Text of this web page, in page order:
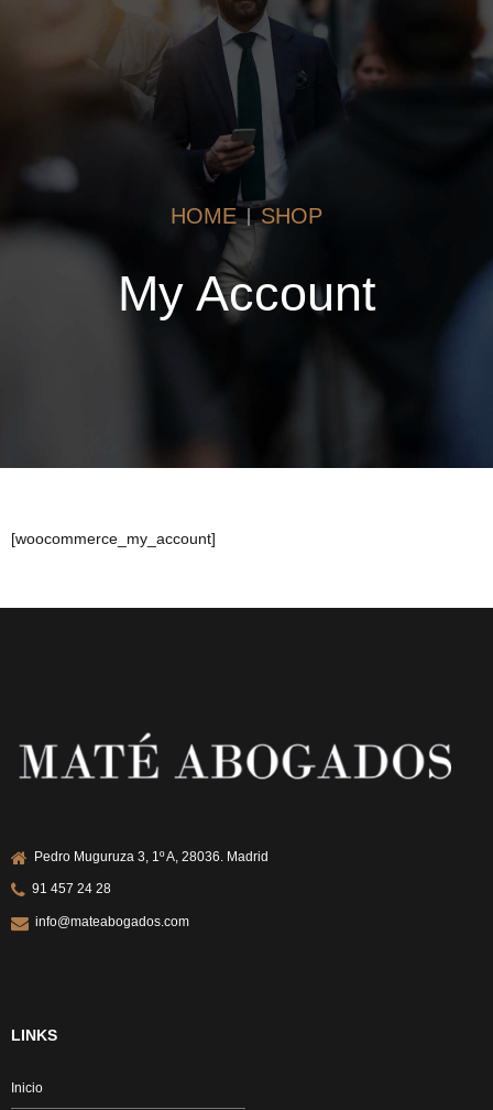
HOME SHOP
My Account
[woocommerce_my_account]
Pedro Muguruza 3, 1º A, 28036. Madrid
91 457 24 28
info@mateabogados.com
LINKS
Inicio